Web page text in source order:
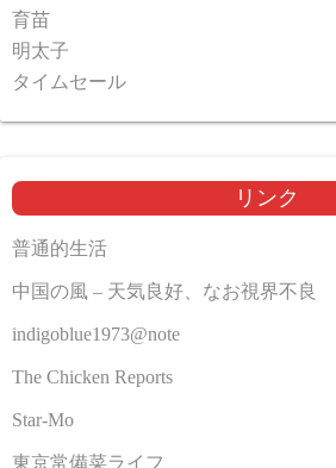
育苗
明太子
タイムセール
リンク
普通的生活
中国の風 – 天気良好、なお視界不良
indigoblue1973@note
The Chicken Reports
Star-Mo
東京常備菜ライフ